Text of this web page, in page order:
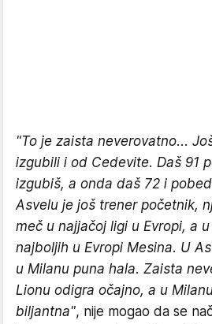
"To je zaista neverovatno...
izgubili i od Cedevite. Daš 91
izgubiš, a onda daš 72 i
Asvelu je još trener početnik,
meč u najjačoj ligi u Evropi, a
najboljih u Evropi Mesina. U
u Milanu puna hala. Zaista
Lionu odigra očajno, a u
biljantna", nije mogao da se